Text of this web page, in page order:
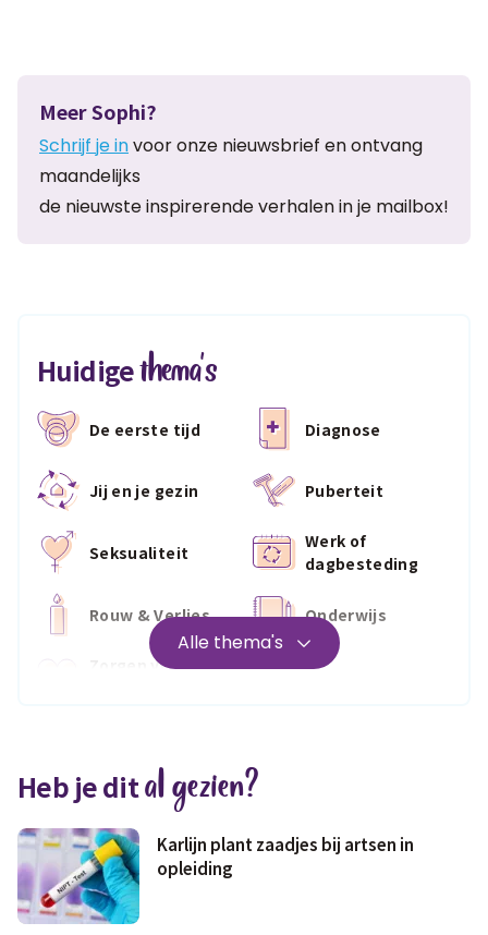
Meer Sophi?
Schrijf je invoor onze nieuwsbrief en ontvang
maandelijks
de nieuwste inspirerende verhalen in je mailbox!
Huidigethema's
De eerste tijd Diagnose
Jij en je gezin Puberteit
Seksualiteit
Werk of
dagbesteding
Rouw & Verlies Onderwijs
Zorgen voor
Wonen
Geld & wetten
Alle thema's
Heb je dital gezien?
Karlijn plant zaadjes bij artsen in
opleiding